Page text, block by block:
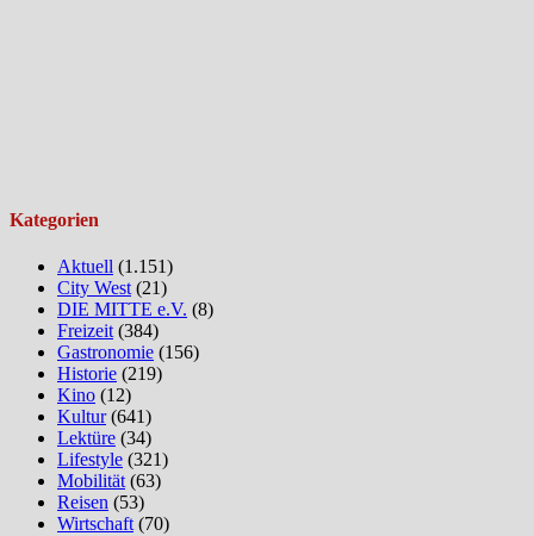
Kategorien
Aktuell (1.151)
City West (21)
DIE MITTE e.V. (8)
Freizeit (384)
Gastronomie (156)
Historie (219)
Kino (12)
Kultur(641)
Lektüre (34)
Lifestyle (321)
Mobilität (63)
Reisen (53)
Wirtschaft (70)